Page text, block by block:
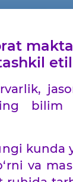
bilim
kunda
va